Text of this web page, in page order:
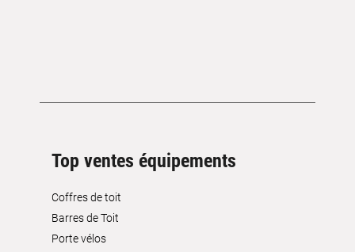
Top ventes équipements
Coffres de toit
Barres de Toit
Porte vélos